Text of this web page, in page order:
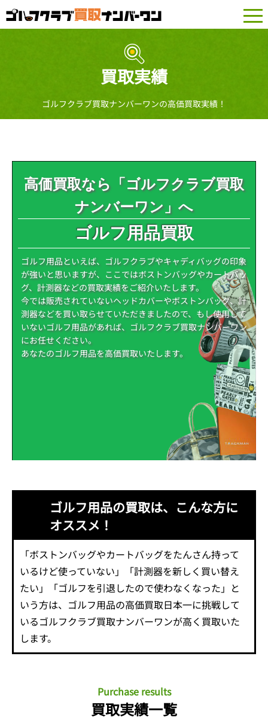
買取実績
ゴルフクラブ買取ナンバーワンの高価買取実績！
高価買取なら「ゴルフクラブ買取
ナンバーワン」へ
ゴルフ用品買取
ゴルフ用品といえば、ゴルフクラブやキャディバッグの印象
が強いと思いますが、ここではボストンバッグやカートバッ
グ、計測器などの買取実績をご紹介いたします。
今では販売されていないヘッドカバーやボストンバッグ、計
測器などを買い取らせていただきましたので、もし使用して
いないゴルフ用品があれば、ゴルフクラブ買取ナンバーワン
にお任せください。
あなたのゴルフ用品を高価買取いたします。
ゴルフ用品の買取は、こんな方に
オススメ！
「ボストンバッグやカートバッグをたんさん持って
いるけど使っていない」「計測器を新しく買い替え
たい」「ゴルフを引退したので使わなくなった」と
いう方は、ゴルフ用品の高価買取日本一に挑戦して
いるゴルフクラブ買取ナンバーワンが高く買取いた
します。
Purchase results
買取実績一覧